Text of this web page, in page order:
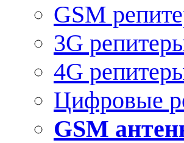
GSM
3G
4G
Цифровые
GSM